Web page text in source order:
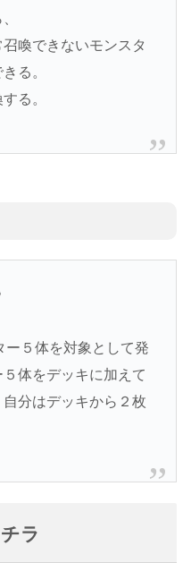
喚できないモンスタ
る。
る。
ー５体を対象として発
体をデッキに加えて
分はデッキから２枚
ラ